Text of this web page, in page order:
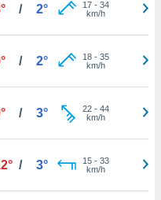
/ 2° 17- 34
km/h
/ 2° 18- 35
km/h
/ 3° 22- 44
km/h
/ 3° 15- 33
km/h